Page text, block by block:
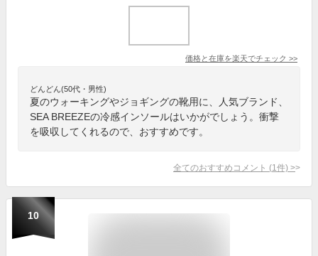
価格と在庫を楽天でチェック >>
どんどん(50代・男性)
夏のウォーキングやジョギングの靴用に、人気ブランド、
SEA BREEZEの冷感インソールはいかがでしょう。衝撃
を吸収してくれるので、おすすめです。
全てのおすすめコメント (1 件) >
10